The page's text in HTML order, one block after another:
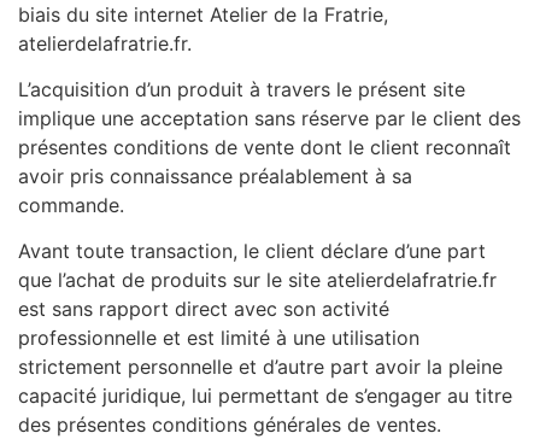
biais du site internet Atelier de la Fratrie,
atelierdelafratrie.fr.
L’acquisition d’un produit à travers le présent site
implique une acceptation sans réserve par le client des
présentes conditions de vente dont le client reconnaît
avoir pris connaissance préalablement à sa
commande.
Avant toute transaction, le client déclare d’une part
que l’achat de produits sur le site atelierdelafratrie.fr
est sans rapport direct avec son activité
professionnelle et est limité à une utilisation
strictement personnelle et d’autre part avoir la pleine
capacité juridique, lui permettant de s’engager au titre
des présentes conditions générales de ventes.